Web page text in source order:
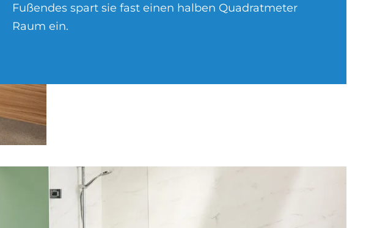
Fußendes spart sie fast einen halben Quadratmeter
Raum ein.